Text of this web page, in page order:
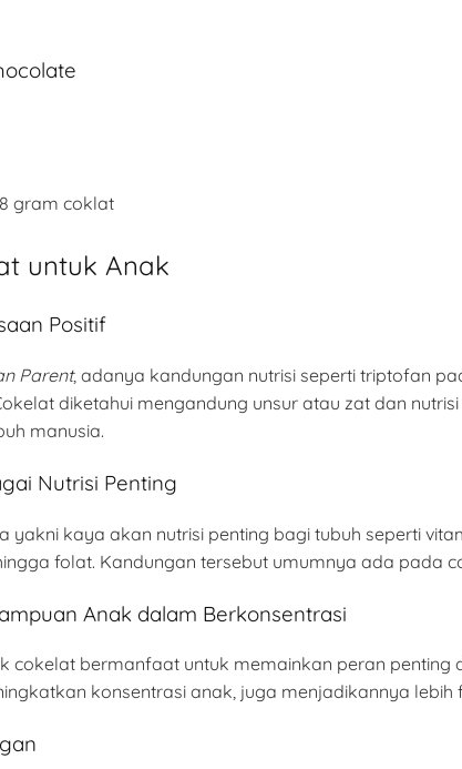
gram coklat
untuk Anak
Positif
Parent, adanya kandungan nutrisi seperti triptofan
diketahui mengandung unsur atau zat dan
manusia.
Nutrisi Penting
kaya akan nutrisi penting bagi tubuh seperti
folat. Kandungan tersebut umumnya ada pada
Anak dalam Berkonsentrasi
cokelat bermanfaat untuk memainkan peran
konsentrasi anak, juga menjadikannya